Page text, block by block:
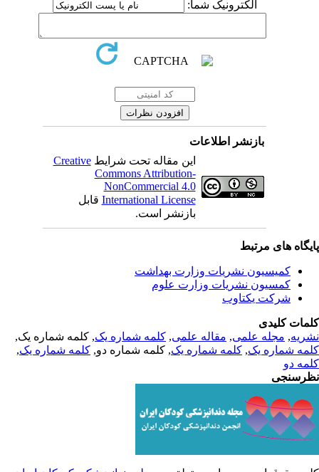
الکترونیک شما:
بازنشر اطلاعات
این مقاله تحت شرایطCreative
Commons Attribution-
NonCommercial 4.0
International Licenseقابل
بازنشر است.
های مرتبط
کمیسیون نشریات وزارت بهداشت
کمسیون نشریات وزارت علوم
شرکت یکتاوب
کلیدی
,مجله علمی, مقاله علمی, کلمه شماره یک, کلمه شماره یک,
شماره یک,کلمه شماره یک, کلمه شماره دو,کلمه شماره یک,
دو